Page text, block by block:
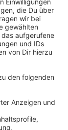
mobilen
Cafés